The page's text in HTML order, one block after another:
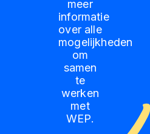
meer
informatie
over alle
mogelijkheden
om
samen
te
werken
met
WEP.